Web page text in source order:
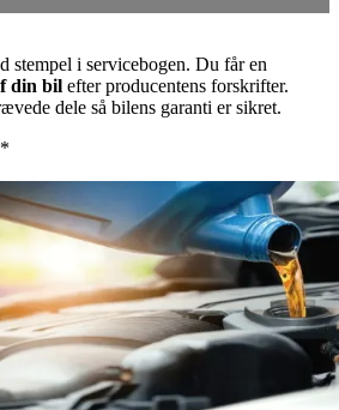
stempel i servicebogen. Du får en
din bil efter producentens forskrifter.
dele så bilens garanti er sikret.